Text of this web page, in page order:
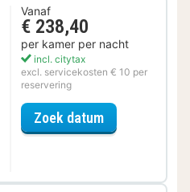
Vanaf
€ 238,40
per kamer per nacht
incl. citytax
excl. servicekosten € 10 per
reservering
Zoek datumvoor Late